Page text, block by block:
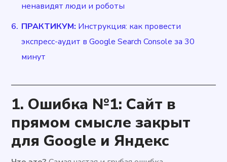
ненавидят люди и роботы
ПРАКТИКУМ: Инструкция: как провести
экспресс-аудит в Google Search Console за 30
минут
1. Ошибка №1: Сайт в
прямом смысле закрыт
для Google и Яндекс